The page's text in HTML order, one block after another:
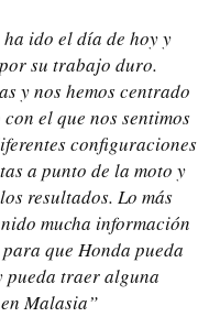
ha ido el día de hoy y
su trabajo duro.
y nos hemos centrado
el que nos sentimos
configuraciones
a punto de la moto y
resultados. Lo más
mucha información
que Honda pueda
traer alguna
Malasia”